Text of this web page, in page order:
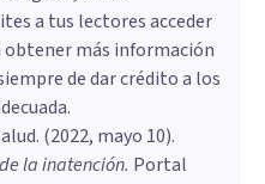
a tus lectores acceder
más información
de dar crédito a los
. (2022, mayo 10).
la inatención. Portal